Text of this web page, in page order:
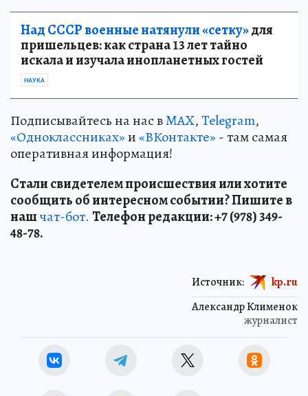
Над СССР военные натянули «сетку»для
пришельцев: как страна 13 лет тайно
искала и изучала инопланетных гостей
НАУКА
Подписывайтесь на нас вMAX,Telegram,
«Одноклассниках»и«ВКонтакте» - там самая
оперативная информация!
Стали свидетелем происшествия или хотите
сообщить об интересном событии? Пишите в
нашчат-бот. Телефон редакции: +7 (978) 349-
48-78.
Александр Клименок
журналист
Источник: kp.ru